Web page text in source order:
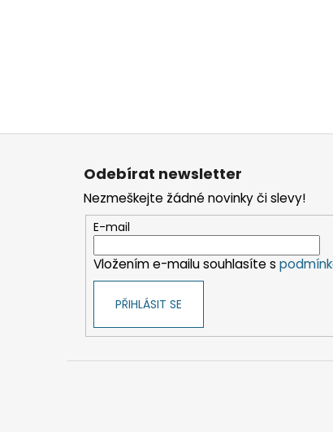
Z
Odebírat newsletter
Nezmeškejte žádné novinky či slevy!
E-mail
Vložením e-mailu souhlasíte s
PŘIHLÁSIT SE